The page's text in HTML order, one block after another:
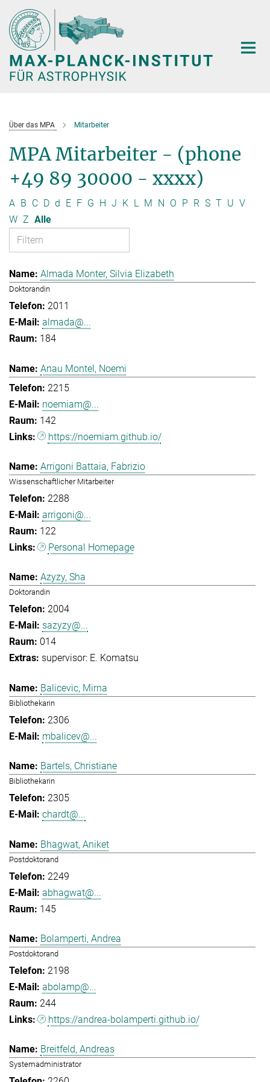
Hauptinhalt
Über das MPA Mitarbeiter
MPA Mitarbeiter - (phone
+49 89 30000 - xxxx)
A B C D d E F G H J K L M N O P R S T U V
W Z Alle
Almada Monter, Silvia Elizabeth
Doktorandin
2011
almada@...
184
Anau Montel, Noemi
2215
noemiam@...
142
https://noemiam.github.io/
Arrigoni Battaia, Fabrizio
Wissenschaftlicher Mitarbeiter
2288
arrigoni@...
122
Personal Homepage
Azyzy, Sha
Doktorandin
2004
sazyzy@...
014
supervisor: E. Komatsu
Balicevic, Mirna
Bibliothekarin
2306
mbalicev@...
Bartels, Christiane
Bibliothekarin
2305
chardt@...
Bhagwat, Aniket
Postdoktorand
2249
abhagwat@...
145
Bolamperti, Andrea
Postdoktorand
2198
abolamp@...
244
https://andrea-bolamperti.github.io/
Breitfeld, Andreas
Systemadministrator